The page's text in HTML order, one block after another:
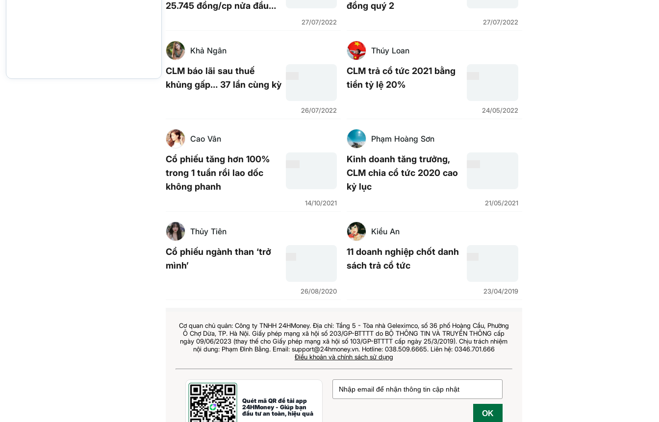
25.745 đồng/cp nửa đầu
27/07/2022
đồng quý 2
27/07/2022
Khả Ngân
CLM báo lãi sau thuế
khủng gấp… 37 lần cùng kỳ
26/07/2022
Thúy Loan
CLM trả cổ tức 2021 bằng
tiền tỷ lệ 20%
24/05/2022
Cao Vân
Cổ phiếu tăng hơn 100%
trong 1 tuần rồi lao dốc
không phanh
14/10/2021
Phạm Hoàng Sơn
Kinh doanh tăng trưởng,
CLM chia cổ tức 2020 cao
kỷ lục
21/05/2021
Thủy Tiên
Cổ phiếu ngành than ‘trở
mình’
26/08/2020
Kiều An
11 doanh nghiệp chốt danh
sách trả cổ tức
23/04/2019
Cơ quan chủ quản: Công ty TNHH 24HMoney. Địa chỉ: Tầng 5 - Tòa nhà Geleximco, số 36 phố Hoàng Cầu, Phường
Ô Chợ Dừa, TP. Hà Nội. Giấy phép mạng xã hội số 203/GP-BTTTT do BỘ THÔNG TIN VÀ TRUYỀN THÔNG cấp
ngày 09/06/2023 (thay thế cho Giấy phép mạng xã hội số 103/GP-BTTTT cấp ngày 25/3/2019). Chịu trách nhiệm
nội dung: Phạm Đình Bằng. Email: support@24hmoney.vn. Hotline: 038.509.6665. Liên hệ: 0346.701.666
Điều khoản và chính sách sử dụng
Quét mã QR để tải app
24HMoney - Giúp bạn
đầu tư an toàn, hiệu quả
OK